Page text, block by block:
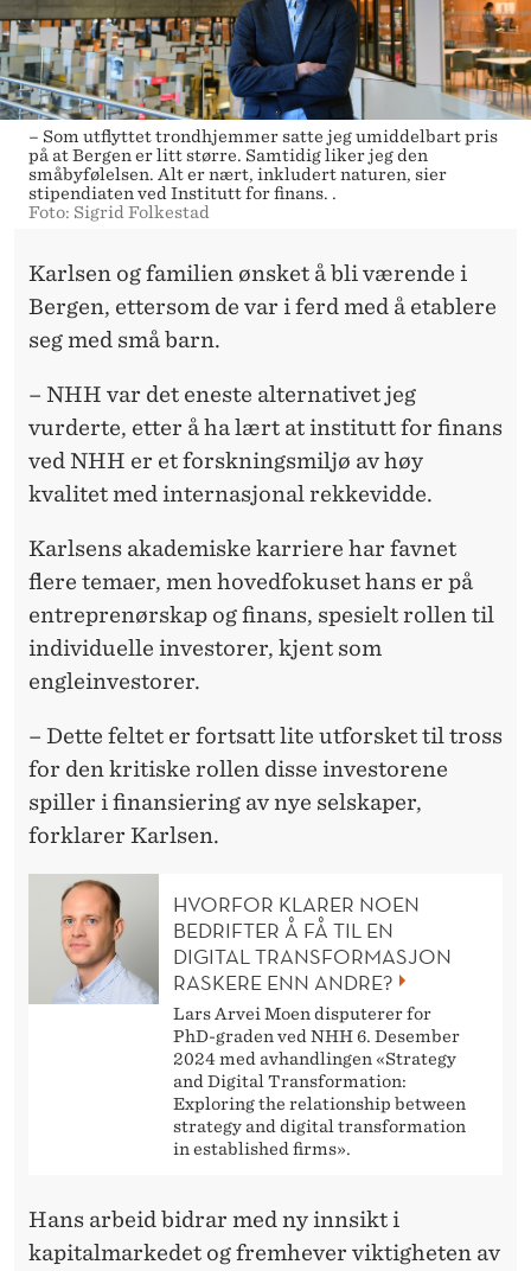
– Som utflyttet trondhjemmer satte jeg umiddelbart pris
på at Bergen er litt større. Samtidig liker jeg den
småbyfølelsen. Alt er nært, inkludert naturen, sier
stipendiaten ved Institutt for finans. .
Foto: Sigrid Folkestad
Karlsen og familien ønsket å bli værende i
Bergen, ettersom de var i ferd med å etablere
seg med små barn.
– NHH var det eneste alternativet jeg
vurderte, etter å ha lært at institutt for finans
ved NHH er et forskningsmiljø av høy
kvalitet med internasjonal rekkevidde.
Karlsens akademiske karriere har favnet
flere temaer, men hovedfokuset hans er på
entreprenørskap og finans, spesielt rollen til
individuelle investorer, kjent som
engleinvestorer.
– Dette feltet er fortsatt lite utforsket til tross
for den kritiske rollen disse investorene
spiller i finansiering av nye selskaper,
forklarer Karlsen.
HVORFOR KLARER NOEN
BEDRIFTER Å FÅ TIL EN
DIGITAL TRANSFORMASJON
RASKERE ENN ANDRE?
Lars Arvei Moen disputerer for
PhD-graden ved NHH 6. Desember
2024 med avhandlingen «Strategy
and Digital Transformation:
Exploring the relationship between
strategy and digital transformation
in established firms».
Hans arbeid bidrar med ny innsikt i
kapitalmarkedet og fremhever viktigheten av